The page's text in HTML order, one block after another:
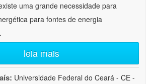
uma grande necessidade para
para fontes de energia
leia mais
Universidade Federal do Ceará - CE -